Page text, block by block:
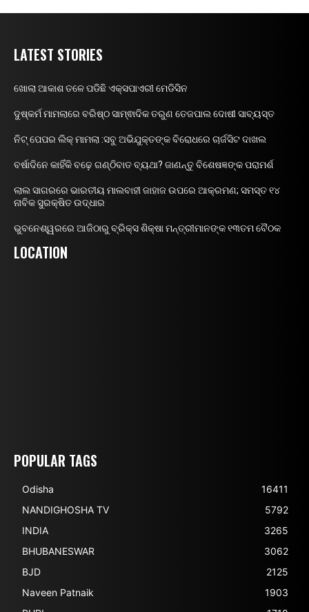
LATEST STORIES
ଖୋଲା ଆକାଶ ତଳେ ପଡିଛି ଏକ୍ସପାଏରୀ ମେଡିସିନ
ଦୁଷ୍କର୍ମ ମାମଲାରେ ବରିଷ୍ଠ ସାମ୍ଵାଦିକ ତରୁଣ ତେଜପାଲ ଦୋଷୀ ସାବ୍ୟସ୍ତ
ନିଟ୍ ପେପର ଲିକ୍ ମାମଲା :ସବୁ ଅଭିଯୁକ୍ତଙ୍କ ବିରୋଧରେ ଚାର୍ଜସିଟ ଦାଖଲ
ବର୍ଷାଦିନେ କାହିଁକି ବଢ଼େ ଗଣ୍ଠିବାତ ବ୍ୟଥା? ଜାଣନ୍ତୁ ବିଶେଷଜ୍ଞଙ୍କ ପରାମର୍ଶ
ଲାଲ ସାଗରରେ ଭାରତୀୟ ମାଲବାହୀ ଜାହାଜ ଉପରେ ଆକ୍ରମଣ; ସମସ୍ତ ୧୪
ନାବିକ ସୁରକ୍ଷିତ ଉଦ୍ଧାର
ଭୁବନେଶ୍ୱରରେ ଆଜିଠାରୁ ବ୍ରିକ୍ସ ଶିକ୍ଷା ମନ୍ତ୍ରୀମାନଙ୍କ ୧୩ତମ ବୈଠକ
LOCATION
POPULAR TAGS
Odisha
16411
NANDIGHOSHA TV
5792
INDIA
3265
BHUBANESWAR
3062
BJD
2125
Naveen Patnaik
1903